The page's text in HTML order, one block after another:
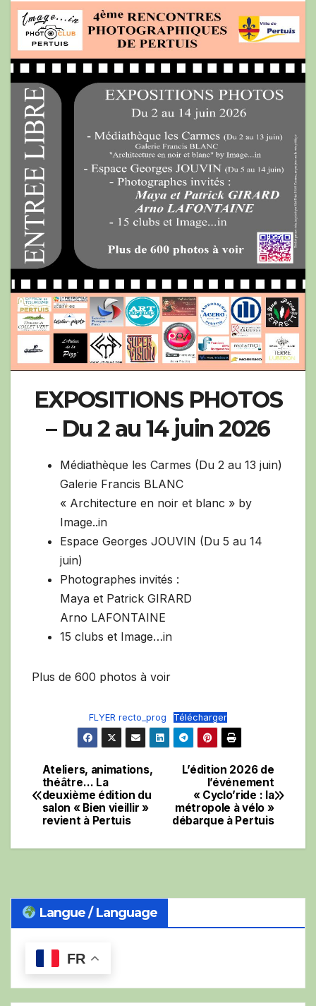
EXPOSITIONS PHOTOS
– Du 2 au 14 juin 2026
Médiathèque les Carmes (Du 2 au 13 juin)
Galerie Francis BLANC
« Architecture en noir et blanc » by
Image..in
Espace Georges JOUVIN (Du 5 au 14
juin)
Photographes invités :
Maya et Patrick GIRARD
Arno LAFONTAINE
15 clubs et Image…in
Plus de 600 photos à voir
FLYER recto_prog Télécharger
Navigation
de
L’édition 2026 de
l’événement
« Cyclo’ride : la
métropole à vélo »
débarque à Pertuis
Ateliers, animations,
théâtre… La
deuxième édition du
salon « Bien vieillir »
revient à Pertuis
Langue / Language
FR